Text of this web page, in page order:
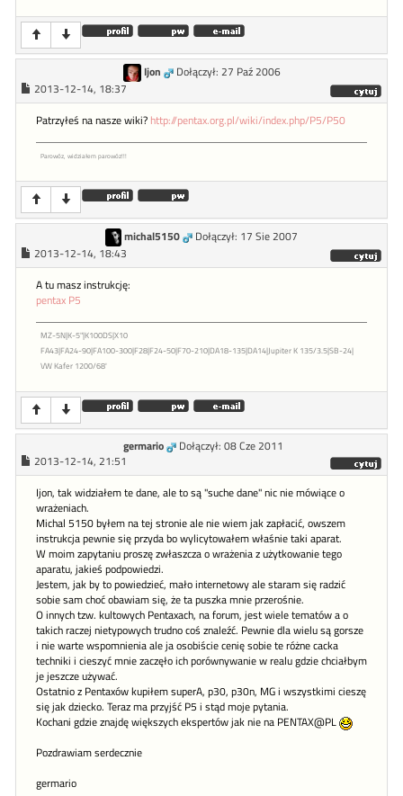
Ijon
Dołączył: 27 Paź 2006
2013-12-14, 18:37
Patrzyłeś na nasze wiki? http://pentax.org.pl/wiki/index.php/P5/P50
Parowóz, widziałem parowóz!!!
michal5150
Dołączył: 17 Sie 2007
2013-12-14, 18:43
A tu masz instrukcję:
pentax P5
MZ-5N|K-5"|K100DS|X10
FA43|FA24-90|FA100-300|F28|F24-50|F70-210|DA18-135|DA14|Jupiter K 135/3.5|SB-24|
VW Kafer 1200/68'
germario
Dołączył: 08 Cze 2011
2013-12-14, 21:51
Ijon, tak widziałem te dane, ale to są "suche dane" nic nie mówiące o
wrażeniach.
Michal 5150 byłem na tej stronie ale nie wiem jak zapłacić, owszem
instrukcja pewnie się przyda bo wylicytowałem właśnie taki aparat.
W moim zapytaniu proszę zwłaszcza o wrażenia z użytkowanie tego
aparatu, jakieś podpowiedzi.
Jestem, jak by to powiedzieć, mało internetowy ale staram się radzić
sobie sam choć obawiam się, że ta puszka mnie przerośnie.
O innych tzw. kultowych Pentaxach, na forum, jest wiele tematów a o
takich raczej nietypowych trudno coś znaleźć. Pewnie dla wielu są gorsze
i nie warte wspomnienia ale ja osobiście cenię sobie te różne cacka
techniki i cieszyć mnie zaczęło ich porównywanie w realu gdzie chciałbym
je jeszcze używać.
Ostatnio z Pentaxów kupiłem superA, p30, p30n, MG i wszystkimi cieszę
się jak dziecko. Teraz ma przyjść P5 i stąd moje pytania.
Kochani gdzie znajdę większych ekspertów jak nie na PENTAX@PL
Pozdrawiam serdecznie
germario